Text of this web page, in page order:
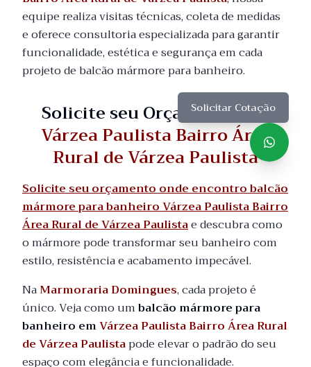
equipe realiza visitas técnicas, coleta de medidas
e oferece consultoria especializada para garantir
funcionalidade, estética e segurança em cada
projeto de balcão mármore para banheiro.
Solicite seu Orçamento em
Várzea Paulista Bairro Área
Rural de Várzea Paulista
Solicite seu orçamento onde encontro balcão
mármore para banheiro Várzea Paulista Bairro
Área Rural de Várzea Paulistae descubra como
o mármore pode transformar seu banheiro com
estilo, resistência e acabamento impecável.
NaMarmoraria Domingues, cada projeto é
único. Veja como umbalcão mármore para
banheiro emVárzea Paulista Bairro Área Rural
de Várzea Paulistapode elevar o padrão do seu
espaço com elegância e funcionalidade.
Solicitar Cotação